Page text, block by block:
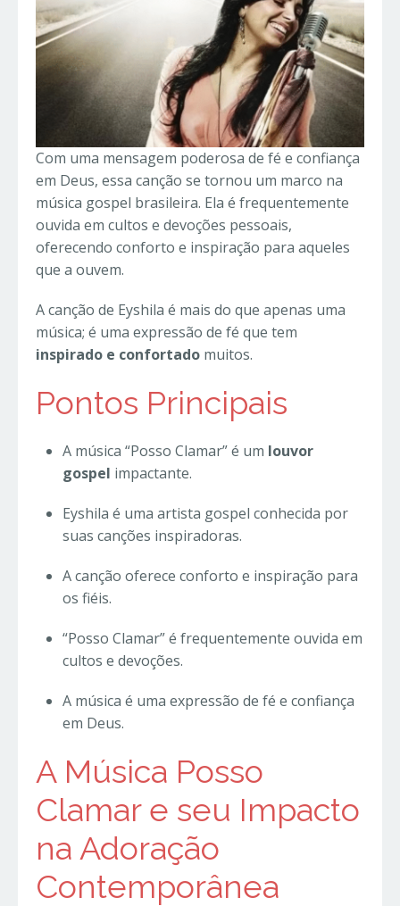
Com uma mensagem poderosa de fé e confiança
em Deus, essa canção se tornou um marco na
música gospel brasileira. Ela é frequentemente
ouvida em cultos e devoções pessoais,
oferecendo conforto e inspiração para aqueles
que a ouvem.
A canção de Eyshila é mais do que apenas uma
música; é uma expressão de fé que tem
inspirado e confortado muitos.
Pontos Principais
A música “Posso Clamar” é um louvor
gospel impactante.
Eyshila é uma artista gospel conhecida por
suas canções inspiradoras.
A canção oferece conforto e inspiração para
os fiéis.
“Posso Clamar” é frequentemente ouvida em
cultos e devoções.
A música é uma expressão de fé e confiança
em Deus.
A Música Posso
Clamar e seu Impacto
na Adoração
Contemporânea